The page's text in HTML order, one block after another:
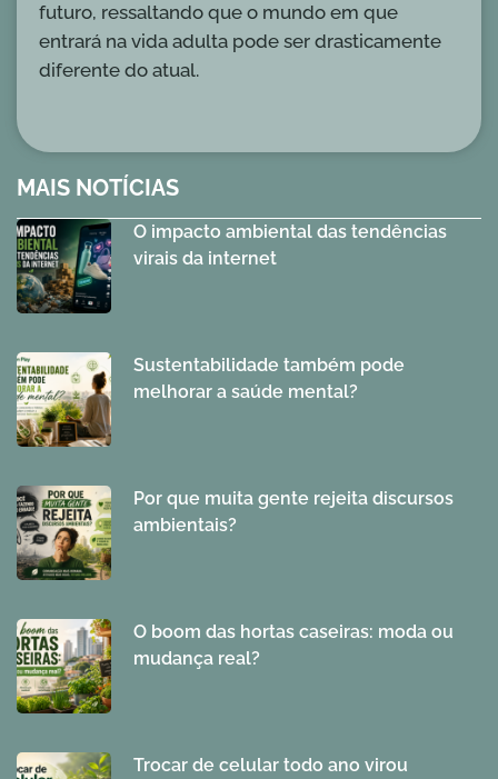
MAIS NOTÍCIAS
O impacto ambiental das tendências
virais da internet
Sustentabilidade também pode
melhorar a saúde mental?
Por que muita gente rejeita discursos
ambientais?
O boom das hortas caseiras: moda ou
mudança real?
Trocar de celular todo ano virou
futuro, ressaltando que o mundo em que
entrará na vida adulta pode ser drasticamente
diferente do atual.